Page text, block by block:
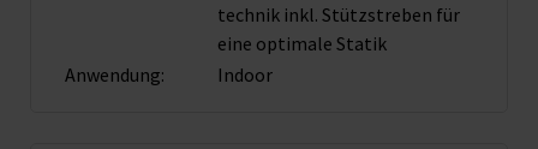
technik inkl. Stützstreben für
eine optimale Statik
Anwendung:
Indoor